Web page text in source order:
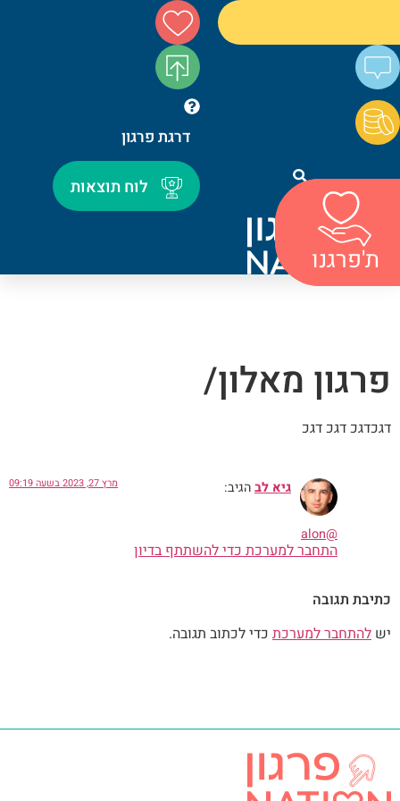
דרגת פרגון
חיפוש
לוח תוצאות
ת'פרגנו
ת'פרגנו
פרגון מאלון/
דגכדגכ דגכ דגכ
גיא לבהגיב: מרץ 27, 2023 בשעה 09:19
@alon
התחבר למערכת כדי להשתתף בדיון
כתיבת תגובה
יש להתחבר למערכת כדי לכתוב תגובה.